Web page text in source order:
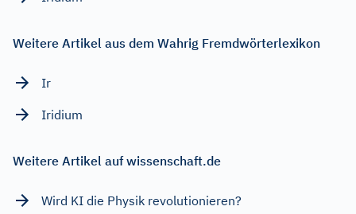
Weitere Artikel aus dem Wahrig Fremdwörterlexikon
Ir
Iridium
Weitere Artikel auf wissenschaft.de
Wird KI die Physik revolutionieren?